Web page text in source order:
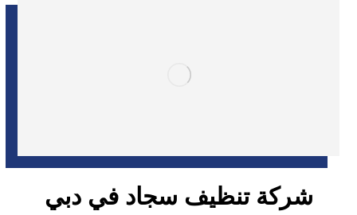
شركة تنظيف سجاد في دبي